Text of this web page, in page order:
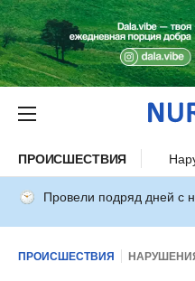
ПРОИСШЕСТВИЯ
Провели подряд дней с
ПРОИСШЕСТВИЯ